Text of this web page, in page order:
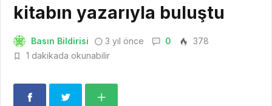
kitabın yazarıyla buluştu
Basın Bildirisi 3 yıl önce 0
378
1 dakikada okunabilir